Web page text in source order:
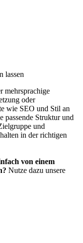
lassen
mehrsprachige
oder
wie SEO und Stil an
passende Struktur und
und
in der richtigen
von einem
Nutze dazu unsere